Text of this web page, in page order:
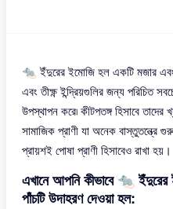
🐀 ইঁদুরের ইমোজি হল একটি মজার
এবং তীক্ষ্ণ ইন্দ্রিয়গুলির জন্য পরিচিত
উপস্থাপন করে৷ কীটপতঙ্গ হিসাবে
সামাজিক প্রাণী যা অনেক বাস্তুতন্ত্রে
প্রায়শই পোষা প্রাণী হিসাবেও রাখা হয়।
এখানে আপনি কীভাবে 🐀 ইঁদুরের
পাঁচটি উদাহরণ দেওয়া হল: